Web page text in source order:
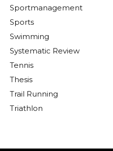
Sportmanagement
Sports
Swimming
Systematic Review
Tennis
Thesis
Trail Running
Triathlon